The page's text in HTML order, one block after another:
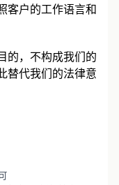
客户的工作语言和
的，不构成我们的
替代我们的法律意